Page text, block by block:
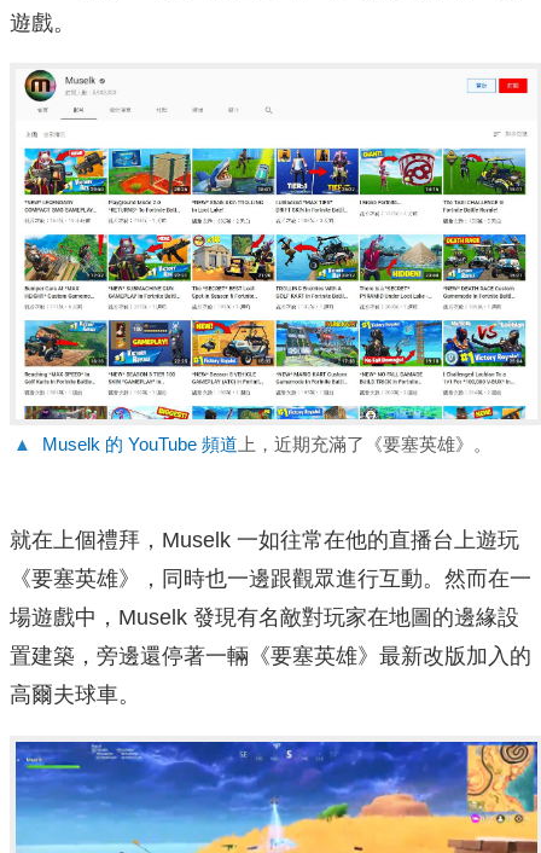
遊戲。
▲ Muselk 的 YouTube 頻道 上，近期充滿了《要塞英雄》。
就在上個禮拜，Muselk 一如往常在他的直播台上遊玩
《要塞英雄》，同時也一邊跟觀眾進行互動。然而在一
場遊戲中，Muselk 發現有名敵對玩家在地圖的邊緣設
置建築，旁邊還停著一輛《要塞英雄》最新改版加入的
高爾夫球車。